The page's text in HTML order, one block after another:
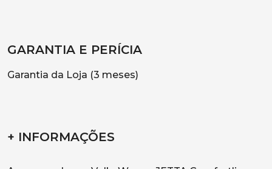
GARANTIA E PERÍCIA
Garantia da Loja (3 meses)
+ INFORMAÇÕES